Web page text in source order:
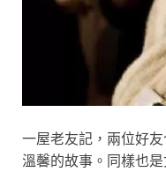
一屋老友記，兩位好
溫馨的故事。同樣也